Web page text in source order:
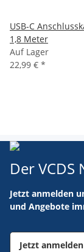
USB-C
1,8 Meter
Auf Lager
22,99 € *
Der VCDS
Jetzt anmelden
und Angebote
Jetzt anmelden